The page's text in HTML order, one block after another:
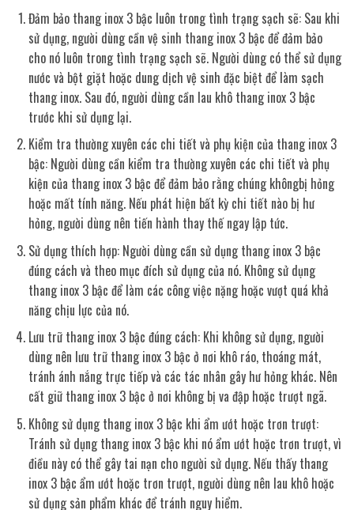
Đảm bảo thang inox 3 bậc luôn trong tình trạng sạch sẽ: Sau khi
sử dụng, người dùng cần vệ sinh thang inox 3 bậc để đảm bảo
cho nó luôn trong tình trạng sạch sẽ. Người dùng có thể sử dụng
nước và bột giặt hoặc dung dịch vệ sinh đặc biệt để làm sạch
thang inox. Sau đó, người dùng cần lau khô thang inox 3 bậc
trước khi sử dụng lại.
Kiểm tra thường xuyên các chi tiết và phụ kiện của thang inox 3
bậc: Người dùng cần kiểm tra thường xuyên các chi tiết và phụ
kiện của thang inox 3 bậc để đảm bảo rằng chúng khôngbị hỏng
hoặc mất tính năng. Nếu phát hiện bất kỳ chi tiết nào bị hư
hỏng, người dùng nên tiến hành thay thế ngay lập tức.
Sử dụng thích hợp: Người dùng cần sử dụng thang inox 3 bậc
đúng cách và theo mục đích sử dụng của nó. Không sử dụng
thang inox 3 bậc để làm các công việc nặng hoặc vượt quá khả
năng chịu lực của nó.
Lưu trữ thang inox 3 bậc đúng cách: Khi không sử dụng, người
dùng nên lưu trữ thang inox 3 bậc ở nơi khô ráo, thoáng mát,
tránh ánh nắng trực tiếp và các tác nhân gây hư hỏng khác. Nên
cất giữ thang inox 3 bậc ở nơi không bị va đập hoặc trượt ngã.
Không sử dụng thang inox 3 bậc khi ẩm ướt hoặc trơn trượt:
Tránh sử dụng thang inox 3 bậc khi nó ẩm ướt hoặc trơn trượt, vì
điều này có thể gây tai nạn cho người sử dụng. Nếu thấy thang
inox 3 bậc ẩm ướt hoặc trơn trượt, người dùng nên lau khô hoặc
sử dụng sản phẩm khác để tránh nguy hiểm.